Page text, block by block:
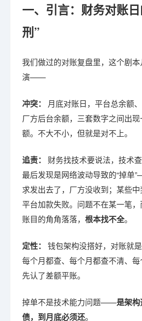
一、引言：财务对账
刑”
我们做过的对账复盘里，这个剧
演——
冲突：
月底对账日，平台总余额、
厂方后台余额，三套数字之间出
额。不大不小，但就是对不上。
追责：
财务找技术要说法，技术
最后发现是网络波动导致的“掉单
求发出去了，厂方没收到；某些中
平台加款失败。问题不在某一笔
账目的角角落落， 根本找不全。
定性：
钱包架构没搭好，对账就是
每个月都查、每个月都查不清、
先认了差额平账。
掉单不是技术能力问题——是架
债，到月底必须还。